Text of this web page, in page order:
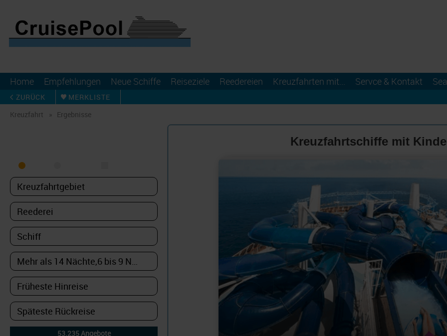
Home Empfehlungen Neue Schiffe Reiseziele Reedereien Kreuzfahrten mit... Servce & Kontakt
ZURÜCK
MERKLISTE
Kreuzfahrt
Ergebnisse
Kreuzfahrtschiffe mit